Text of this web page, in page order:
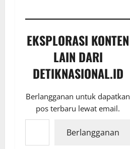
EKSPLORASI KONTEN
LAIN DARI
DETIKNASIONAL.ID
Berlangganan untuk dapatkan
pos terbaru lewat email.
Ketikkan email Anda...
Berlangganan